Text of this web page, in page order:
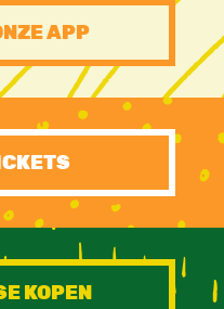
APP
KOPEN